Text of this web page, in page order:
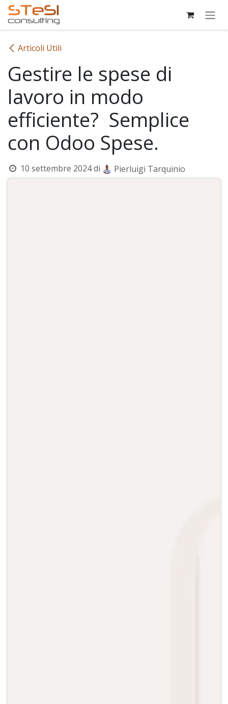
Passa al contenuto
Articoli Utili
Gestire le spese di
lavoro in modo
efficiente? Semplice
con Odoo Spese.
10 settembre 2024 di Pierluigi Tarquinio